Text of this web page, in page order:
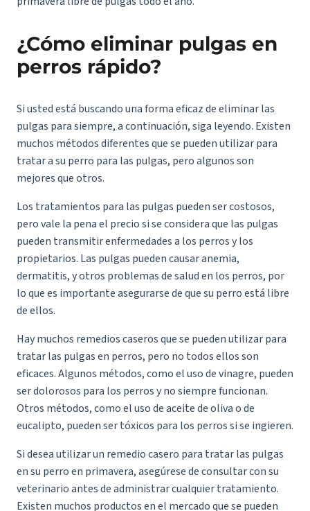
¿Cómo eliminar pulgas en
perros rápido?
Si usted está buscando una forma eficaz de eliminar las
pulgas para siempre, a continuación, siga leyendo. Existen
muchos métodos diferentes que se pueden utilizar para
tratar a su perro para las pulgas, pero algunos son
mejores que otros.
Los tratamientos para las pulgas pueden ser costosos,
pero vale la pena el precio si se considera que las pulgas
pueden transmitir enfermedades a los perros y los
propietarios. Las pulgas pueden causar anemia,
dermatitis, y otros problemas de salud en los perros, por
lo que es importante asegurarse de que su perro está libre
de ellos.
Hay muchos remedios caseros que se pueden utilizar para
tratar las pulgas en perros, pero no todos ellos son
eficaces. Algunos métodos, como el uso de vinagre, pueden
ser dolorosos para los perros y no siempre funcionan.
Otros métodos, como el uso de aceite de oliva o de
eucalipto, pueden ser tóxicos para los perros si se ingieren.
Si desea utilizar un remedio casero para tratar las pulgas
en su perro en primavera, asegúrese de consultar con su
veterinario antes de administrar cualquier tratamiento.
Existen muchos productos en el mercado que se pueden